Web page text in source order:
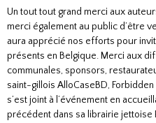
Un tout tout grand merci aux
merci également au public d’être
aura apprécié nos efforts pour
présents en Belgique. Merci aux
communales, sponsors,
saint-gillois AlloCaseBD,
s’est joint à l’événement en
précédent dans sa librairie jettoise